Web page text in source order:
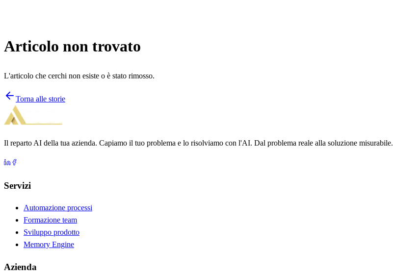
Articolo non trovato
L'articolo che cerchi non esiste o è stato rimosso.
Torna alle storie
Il reparto AI della tua azienda. Capiamo il tuo problema e lo risolviamo con l'AI. Dal problema reale alla soluzione misurabile.
Servizi
Automazione processi
Formazione team
Sviluppo prodotto
Memory Engine
Azienda